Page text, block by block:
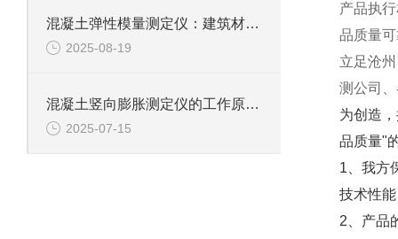
混凝土弹性模量测定仪：建筑材料力学性能的精准解析者​
2025-08-19
混凝土竖向膨胀测定仪的工作原理探秘
2025-07-15
产品执
品质量
立足沧
测公司
为创造
品质量"
1、我方
技术性
2、产品